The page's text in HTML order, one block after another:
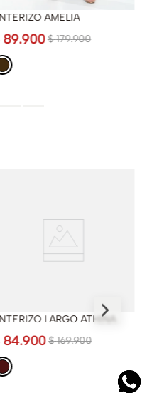
AMELIA
$ 179.900
89.900
LARGO ATHINA
$ 169.900
84.900